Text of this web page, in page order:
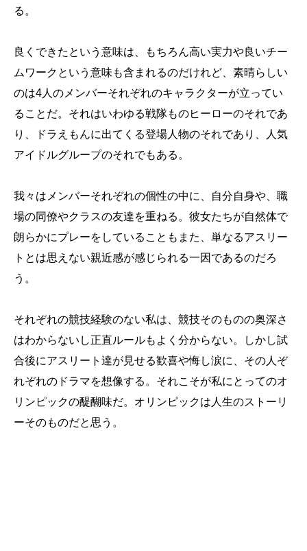
る。
良くできたという意味は、もちろん高い実力や良いチー
ムワークという意味も含まれるのだけれど、素晴らしい
のは4人のメンバーそれぞれのキャラクターが立ってい
ることだ。それはいわゆる戦隊ものヒーローのそれであ
り、ドラえもんに出てくる登場人物のそれであり、人気
アイドルグループのそれでもある。
我々はメンバーそれぞれの個性の中に、自分自身や、職
場の同僚やクラスの友達を重ねる。彼女たちが自然体で
朗らかにプレーをしていることもまた、単なるアスリー
トとは思えない親近感が感じられる一因であるのだろ
う。
それぞれの競技経験のない私は、競技そのものの奥深さ
はわからないし正直ルールもよく分からない。しかし試
合後にアスリート達が見せる歓喜や悔し涙に、その人ぞ
れぞれのドラマを想像する。それこそが私にとってのオ
リンピックの醍醐味だ。オリンピックは人生のストーリ
ーそのものだと思う。